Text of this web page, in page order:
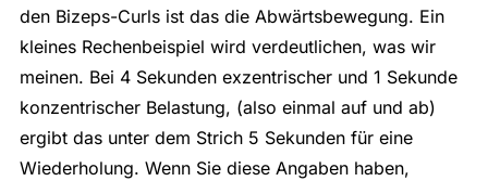
den Bizeps-Curls ist das die Abwärtsbewegung. Ein
kleines Rechenbeispiel wird verdeutlichen, was wir
meinen. Bei 4 Sekunden exzentrischer und 1 Sekunde
konzentrischer Belastung, (also einmal auf und ab)
ergibt das unter dem Strich 5 Sekunden für eine
Wiederholung. Wenn Sie diese Angaben haben,